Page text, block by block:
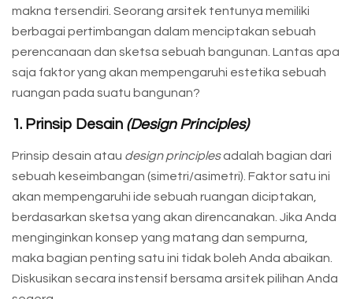
makna tersendiri. Seorang arsitek tentunya memiliki
berbagai pertimbangan dalam menciptakan sebuah
perencanaan dan sketsa sebuah bangunan. Lantas apa
saja faktor yang akan mempengaruhi estetika sebuah
ruangan pada suatu bangunan?
1. Prinsip Desain (Design Principles)
Prinsip desain atau design principlesadalah bagian dari
sebuah keseimbangan (simetri/asimetri). Faktor satu ini
akan mempengaruhi ide sebuah ruangan diciptakan,
berdasarkan sketsa yang akan direncanakan. Jika Anda
menginginkan konsep yang matang dan sempurna,
maka bagian penting satu ini tidak boleh Anda abaikan.
Diskusikan secara instensif bersama arsitek pilihan Anda